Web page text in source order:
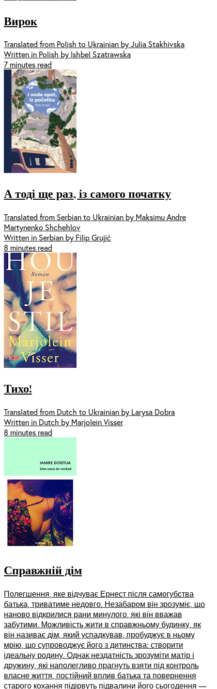
Вирок
Translated from Polish to Ukrainian by Julia Stakhivska
Written in Polish by Ishbel Szatrawska
7 minutes read
А тоді ще раз, із самого початку
Translated from Serbian to Ukrainian by Maksimu Andre
Martynenko Shchehlov
Written in Serbian by Filip Grujić
8 minutes read
Тихо!
Translated from Dutch to Ukrainian by Larysa Dobra
Written in Dutch by Marjolein Visser
8 minutes read
Справжній дім
Полегшення, яке відчуває Ернест після самогубства
батька, триватиме недовго. Незабаром він зрозуміє, що
наново відкрилися рани минулого, які він вважав
забутими. Можливість жити в справжньому будинку, як
він називає дім, який успадкував, пробуджує в ньому
мрію, що супроводжує його з дитинства: створити
ідеальну родину. Однак нездатність зрозуміти матір і
дружину, які наполегливо прагнуть взяти під контроль
власне життя, постійний вплив батька та повернення
старого кохання підірвуть підвалини його сьогодення —